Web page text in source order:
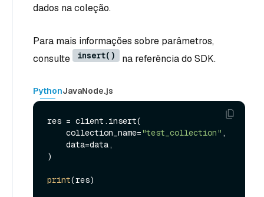
dados na coleção.
Para mais informações sobre parâmetros,
consulte
insert() na referência do SDK.
PythonJavaNode.js
res = client.insert(
    collection_name=
"test_collection" ,
)
print(res)